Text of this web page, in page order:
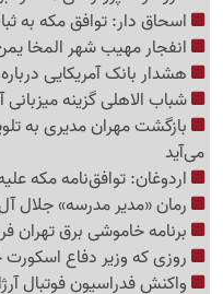
اسحاق دار: توافق مکه به
انفجار مهیب شهر المخا یمن
هشدار بانک آمریکایی
شباب الاهلی گزینه
بازگشت مهران مدیری به
می‌آید
اردوغان: توافق‌نامه مکه
رمان «مدیر مدرسه» جلال
برنامه خاموشی برق تهران فردا 17 مرداد اعلام شد+
روزی که وزیر دفاع اسکورت
واکنش فدراسیون فوتبال